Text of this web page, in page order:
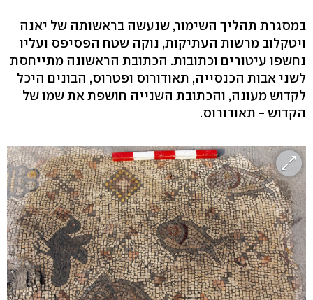
במסגרת תהליך השימור, שנעשה בראשותה של יאנה
ויטקלוב מרשות העתיקות, נוקה שטח הפסיפס ועליו
נחשפו עיטורים וכתובות. הכתובת הראשונה מתייחסת
לשני אבות הכנסייה, תאודורוס ופטרוס, הבונים היכל
לקדוש מעונה, והכתובת השנייה חושפת את שמו של
הקדוש - תאודורוס.